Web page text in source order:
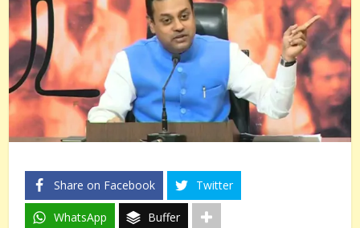
Share on Facebook Twitter
WhatsApp Buffer